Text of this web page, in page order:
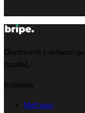
Diseño web y software
español.
Industrias
Med spas